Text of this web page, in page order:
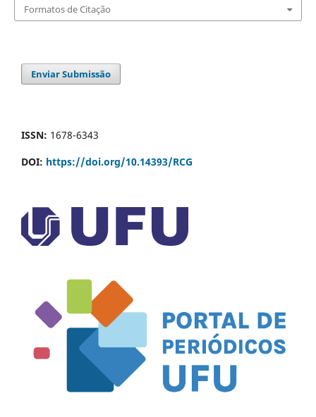
Formatos de Citação
Enviar Submissão
ISSN: 1678-6343
DOI: https://doi.org/10.14393/RCG